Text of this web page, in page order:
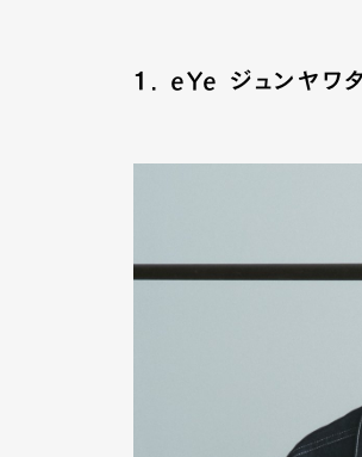
１. eYe ジュンヤワ